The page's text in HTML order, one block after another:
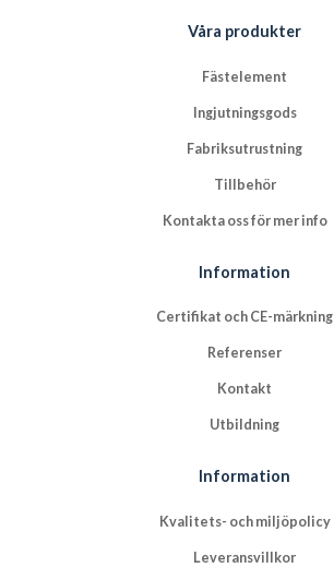
Våra produkter
Fästelement
Ingjutningsgods
Fabriksutrustning
Tillbehör
Kontakta oss för mer info
Information
Certifikat och CE-märkning
Referenser
Kontakt
Utbildning
Information
Kvalitets- och miljöpolicy
Leveransvillkor